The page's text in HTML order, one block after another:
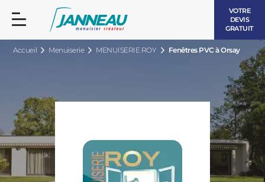
VOTRE
DEVIS
GRATUIT
Accueil Menuiserie MENUISERIE ROY Fenêtres PVC à Orsay
FENÊTRES ET PORTES-FENÊTRES
BAIES VITRÉES
LES CONTEMPORAINES